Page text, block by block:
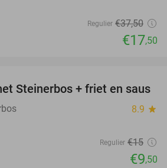
Regulier €37,50
€17,50
37%
Steinerbos + friet en saus
8.9 star
Regulier €15
€9,50